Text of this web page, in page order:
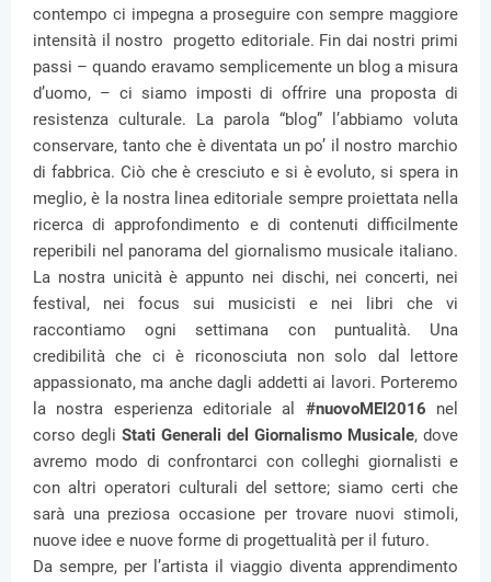
contempo ci impegna a proseguire con sempre maggiore
intensità il nostro progetto editoriale. Fin dai nostri primi
passi – quando eravamo semplicemente un blog a misura
d’uomo, – ci siamo imposti di offrire una proposta di
resistenza culturale. La parola “blog” l’abbiamo voluta
conservare, tanto che è diventata un po’ il nostro marchio
di fabbrica. Ciò che è cresciuto e si è evoluto, si spera in
meglio, è la nostra linea editoriale sempre proiettata nella
ricerca di approfondimento e di contenuti difficilmente
reperibili nel panorama del giornalismo musicale italiano.
La nostra unicità è appunto nei dischi, nei concerti, nei
festival, nei focus sui musicisti e nei libri che vi
raccontiamo ogni settimana con puntualità. Una
credibilità che ci è riconosciuta non solo dal lettore
appassionato, ma anche dagli addetti ai lavori. Porteremo
la nostra esperienza editoriale al #nuovoMEI2016 nel
corso degli Stati Generali del Giornalismo Musicale, dove
avremo modo di confrontarci con colleghi giornalisti e
con altri operatori culturali del settore; siamo certi che
sarà una preziosa occasione per trovare nuovi stimoli,
nuove idee e nuove forme di progettualità per il futuro.
Da sempre, per l’artista il viaggio diventa apprendimento